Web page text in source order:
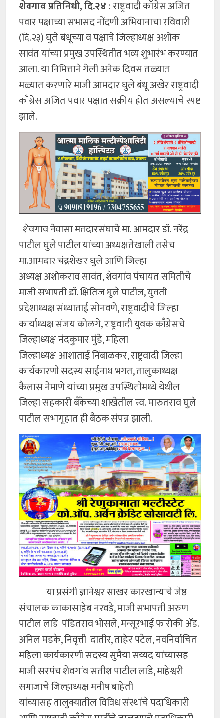
शेवगाव प्रतिनिधी, दि.२४ :राष्ट्रवादी काँग्रेस अजित
पवार पक्षाच्या सभासद नोंदणी अभियानाचा रविवारी
(दि.२३) घुले बंधूच्या व पक्षाचे जिल्हाध्यक्ष अशोक
सावंत यांच्या प्रमुख उपस्थितीत भव्य शुभारंभ करण्यात
आला. या निमित्ताने गेली अनेक दिवस तळ्यात
मळ्यात करणारे माजी आमदार घुले बंधू अखेर राष्ट्रवादी
काँग्रेस अजित पवार पक्षात सक्रीय होत असल्याचे स्पष्ट
झाले.
शेवगाव नेवासा मतदारसंघाचे मा. आमदार डॉ. नरेंद्र
पाटील घुले पाटील यांच्या अध्यक्षतेखाली तसेच
मा.आमदार चंद्रशेखर घुले आणि जिल्हा
अध्यक्ष अशोकराव सावंत, शेवगांव पंचायत समितीचे
माजी सभापती डॉ. क्षितिज घुले पाटील, युवती
प्रदेशाध्यक्ष संध्याताई सोनवणे, राष्ट्रवादीचे जिल्हा
कार्याध्यक्ष संजय कोळगे, राष्ट्रवादी युवक काँग्रेसचे
जिल्हाध्यक्ष नंदकुमार मुंडे, महिला
जिल्हाध्यक्ष आशाताई निंबाळकर, राष्ट्रवादी जिल्हा
कार्यकारणी सदस्य साईनाथ भगत, तालुकाध्यक्ष
कैलास नेमाणे यांच्या प्रमुख उपस्थितीमध्ये येथील
जिल्हा सहकारी बँकेच्या शाखेतील स्व. मारुतराव घुले
पाटील सभागृहात ही बैठक संपन्न झाली.
या प्रसंगी ज्ञानेश्वर साखर कारखान्याचे जेष्ठ
संचालक काकासाहेब नरवडे, माजी सभापती अरुण
पाटील लांडे पंडितराव भोसले, मन्सूरभाई फारोकी ॲड.
अनिल मडके, निवृत्ती दातीर, ताहेर पटेल, नवनिर्वाचित
महिला कार्यकारणी सदस्य सुमैया सय्यद यांच्यासह
माजी सरपंच शेवगांव सतीश पाटील लांडे, माहेश्वरी
समाजाचे जिल्हाध्यक्ष मनीष बाहेती
यांच्यासह तालुक्यातील विविध संस्थांचे पदाधिकारी